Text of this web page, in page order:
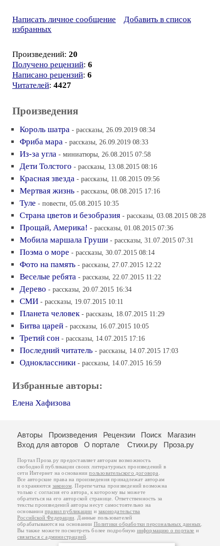
Написать личное сообщение
Добавить в список
избранных
Произведений: 20
Получено рецензий: 6
Написано рецензий: 6
Читателей: 4427
Произведения
Король шатра - рассказы, 26.09.2019 08:34
Фриба мара - рассказы, 26.09.2019 08:33
Из-за угла - миниатюры, 26.08.2015 07:58
Дети Толстого - рассказы, 13.08.2015 08:16
Красная звезда - рассказы, 11.08.2015 09:56
Мертвая жизнь - рассказы, 08.08.2015 17:16
Туле - повести, 05.08.2015 10:35
Страна цветов и безобразия - рассказы, 03.08.2015 08:28
Прощай, Америка! - рассказы, 01.08.2015 07:36
Мобила маршала Груши - рассказы, 31.07.2015 07:31
Поэма о море - рассказы, 30.07.2015 08:14
Фото на память - рассказы, 27.07.2015 12:22
Веселые ребята - рассказы, 22.07.2015 11:22
Дерево - рассказы, 20.07.2015 16:34
СМИ - рассказы, 19.07.2015 10:11
Планета человек - рассказы, 18.07.2015 11:29
Битва царей - рассказы, 16.07.2015 10:05
Третий сон - рассказы, 14.07.2015 17:16
Последний читатель - рассказы, 14.07.2015 17:03
Одноклассники - рассказы, 14.07.2015 16:59
Избранные авторы:
Елена Хафизова
Авторы Произведения Рецензии Поиск
Магазин
Вход для авторов
О портале Стихи.ру Проза.ру
Портал Проза.ру предоставляет авторам возможность
свободной публикации своих литературных произведений в
сети Интернет на основаниипользовательского договора
Все авторские права на произведения принадлежат авторам
и охраняются законом . Перепечатка произведений возможна
только с согласия его автора, к которому вы можете
обратиться на его авторской странице. Ответственность за
тексты произведений авторы несут самостоятельно на
основанииправил публикации изаконодательства
Российской Федерации . Данные пользователей
обрабатываются на основании Политики обработки персональных данных
Вы также можете посмотреть более подробную информацию о портале и
связаться с администрацией